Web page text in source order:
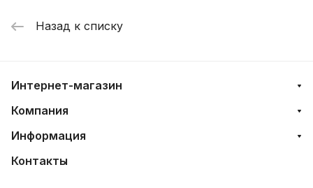
Назад к списку
Интернет-магазин
Компания
Информация
Контакты